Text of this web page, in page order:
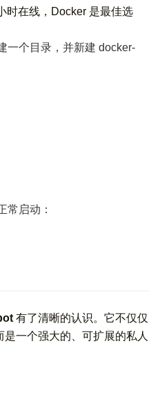
时在线，Docker 是最佳选
一个目录，并新建 docker-
常启动：
有了清晰的认识。它不仅仅
一个强大的、可扩展的私人